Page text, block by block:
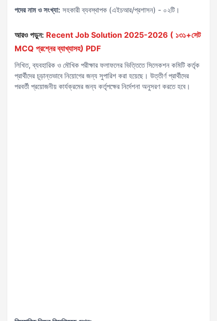
পদের নাম ও সংখ্যা: সহকারী ব্যবস্থাপক (এইচআর/প্রশাসন) - ০২টি।
আরও পড়ুন: Recent Job Solution 2025-2026 ( ১৩১+সেট
MCQ প্রশ্নের ব্যাখ্যাসহ) PDF
লিখিত, ব্যবহারিক ও মৌখিক পরীক্ষার ফলাফলের ভিত্তিতে সিলেকশন কমিটি কর্তৃক
প্রার্থীদের চূড়ান্তভাবে নিয়োগের জন্য সুপারিশ করা হয়েছে। উত্তীর্ণ প্রার্থীদের
পরবর্তী প্রয়োজনীয় কার্যক্রমের জন্য কর্তৃপক্ষের নির্দেশনা অনুসরণ করতে হবে।